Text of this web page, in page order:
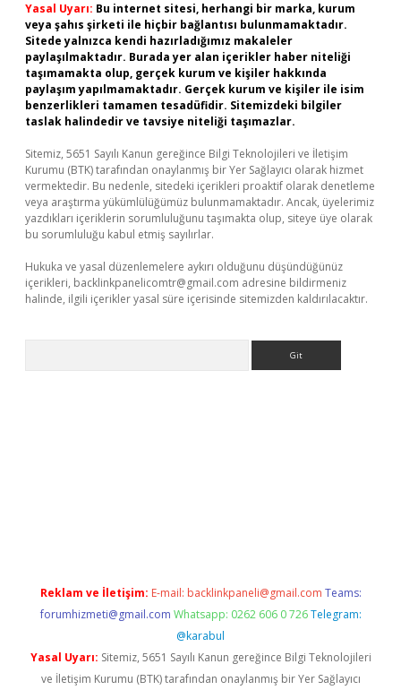
Yasal Uyarı: Bu internet sitesi, herhangi bir marka, kurum
veya şahıs şirketi ile hiçbir bağlantısı bulunmamaktadır.
Sitede yalnızca kendi hazırladığımız makaleler
paylaşılmaktadır. Burada yer alan içerikler haber niteliği
taşımamakta olup, gerçek kurum ve kişiler hakkında
paylaşım yapılmamaktadır. Gerçek kurum ve kişiler ile isim
benzerlikleri tamamen tesadüfidir. Sitemizdeki bilgiler
taslak halindedir ve tavsiye niteliği taşımazlar.
Sitemiz, 5651 Sayılı Kanun gereğince Bilgi Teknolojileri ve İletişim
Kurumu (BTK) tarafından onaylanmış bir Yer Sağlayıcı olarak hizmet
vermektedir. Bu nedenle, sitedeki içerikleri proaktif olarak denetleme
veya araştırma yükümlülüğümüz bulunmamaktadır. Ancak, üyelerimiz
yazdıkları içeriklerin sorumluluğunu taşımakta olup, siteye üye olarak
bu sorumluluğu kabul etmiş sayılırlar.
Hukuka ve yasal düzenlemelere aykırı olduğunu düşündüğünüz
içerikleri, backlinkpanelicomtr@gmail.com adresine bildirmeniz
halinde, ilgili içerikler yasal süre içerisinde sitemizden kaldırılacaktır.
Reklam ve İletişim: E-mail: backlinkpaneli@gmail.com Teams:
forumhizmeti@gmail.com Whatsapp: 0262 606 0 726 Telegram:
@karabul
Yasal Uyarı: Sitemiz, 5651 Sayılı Kanun gereğince Bilgi Teknolojileri
ve İletişim Kurumu (BTK) tarafından onaylanmış bir Yer Sağlayıcı